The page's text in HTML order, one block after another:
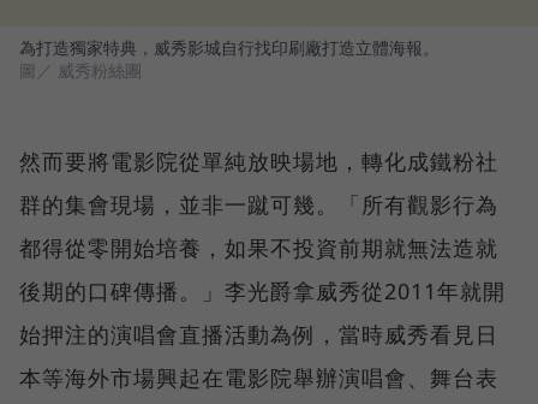
為打造獨家特典，威秀影城自行找印刷廠打造立體海報。
圖／ 威秀粉絲團
然而要將電影院從單純放映場地，轉化成鐵粉社
群的集會現場，並非一蹴可幾。「所有觀影行為
都得從零開始培養，如果不投資前期就無法造就
後期的口碑傳播。」李光爵拿威秀從2011年就開
始押注的演唱會直播活動為例，當時威秀看見日
本等海外市場興起在電影院舉辦演唱會、舞台表